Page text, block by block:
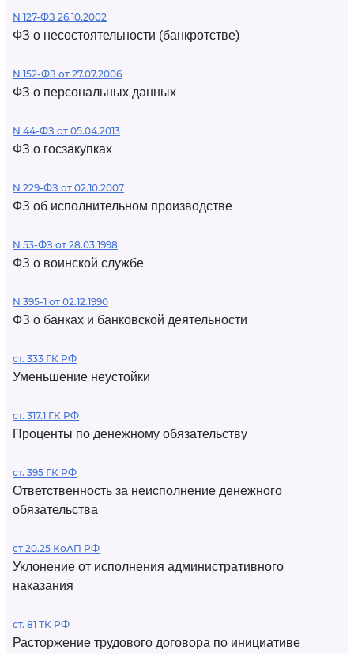
N 127-ФЗ 26.10.2002
ФЗ о несостоятельности (банкротстве)
N 152-ФЗ от 27.07.2006
ФЗ о персональных данных
N 44-ФЗ от 05.04.2013
ФЗ о госзакупках
N 229-ФЗ от 02.10.2007
ФЗ об исполнительном производстве
N 53-ФЗ от 28.03.1998
ФЗ о воинской службе
N 395-1 от 02.12.1990
ФЗ о банках и банковской деятельности
ст. 333 ГК РФ
Уменьшение неустойки
ст. 317.1 ГК РФ
Проценты по денежному обязательству
ст. 395 ГК РФ
Ответственность за неисполнение денежного
обязательства
ст 20.25 КоАП РФ
Уклонение от исполнения административного
наказания
ст. 81 ТК РФ
Расторжение трудового договора по инициативе